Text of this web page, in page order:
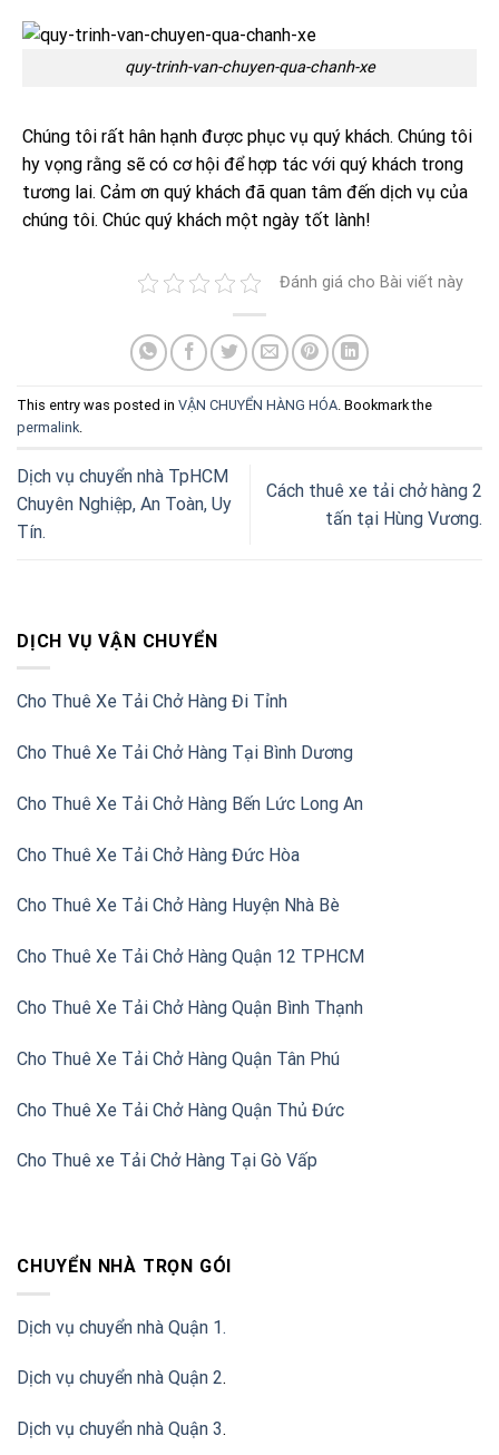
DỊCH VỤ VẬN CHUYỂN
Cho Thuê Xe Tải Chở Hàng Đi Tỉnh
Cho Thuê Xe Tải Chở Hàng Tại Bình Dương
Cho Thuê Xe Tải Chở Hàng Bến Lức Long An
Cho Thuê Xe Tải Chở Hàng Đức Hòa
Cho Thuê Xe Tải Chở Hàng Huyện Nhà Bè
Cho Thuê Xe Tải Chở Hàng Quận 12 TPHCM
Cho Thuê Xe Tải Chở Hàng Quận Bình Thạnh
Cho Thuê Xe Tải Chở Hàng Quận Tân Phú
Cho Thuê Xe Tải Chở Hàng Quận Thủ Đức
Cho Thuê xe Tải Chở Hàng Tại Gò Vấp
CHUYỂN NHÀ TRỌN GÓI
Dịch vụ chuyển nhà Quận 1.
Dịch vụ chuyển nhà Quận 2.
Dịch vụ chuyển nhà Quận 3.
quy-trinh-van-chuyen-qua-chanh-xe
Chúng tôi rất hân hạnh được phục vụ quý khách. Chúng tôi
hy vọng rằng sẽ có cơ hội để hợp tác với quý khách trong
tương lai. Cảm ơn quý khách đã quan tâm đến dịch vụ của
chúng tôi. Chúc quý khách một ngày tốt lành!
Đánh giá cho Bài viết này
This entry was posted in VẬN CHUYỂN HÀNG HÓA . Bookmark the
permalink
Dịch vụ chuyển nhà TpHCM
Chuyên Nghiệp, An Toàn, Uy
Tín.
Cách thuê xe tải chở hàng 2
tấn tại Hùng Vương.